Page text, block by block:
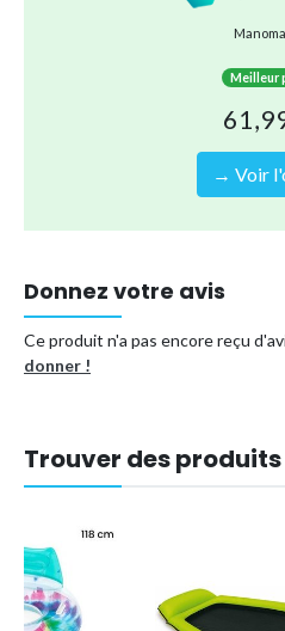
Bouée géante livrée avec
Contient un jouet. La
recommandée. Ne convient pas
domestique.
Marque
Référence (EAN)
Meilleur
→ Voir
Donnez votre avis
Ce produit n'a pas encore reçu
donner !
Trouver des